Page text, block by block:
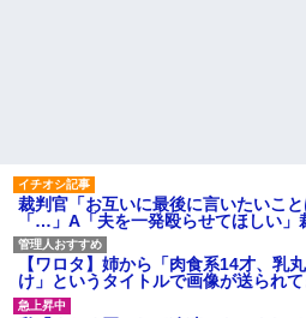
裁判官「お互いに最後に言いたいこ
「…」A「夫を一発殴らせてほしい」
【ワロタ】姉から「肉食系14才、乳
け」というタイトルで画像が送られ